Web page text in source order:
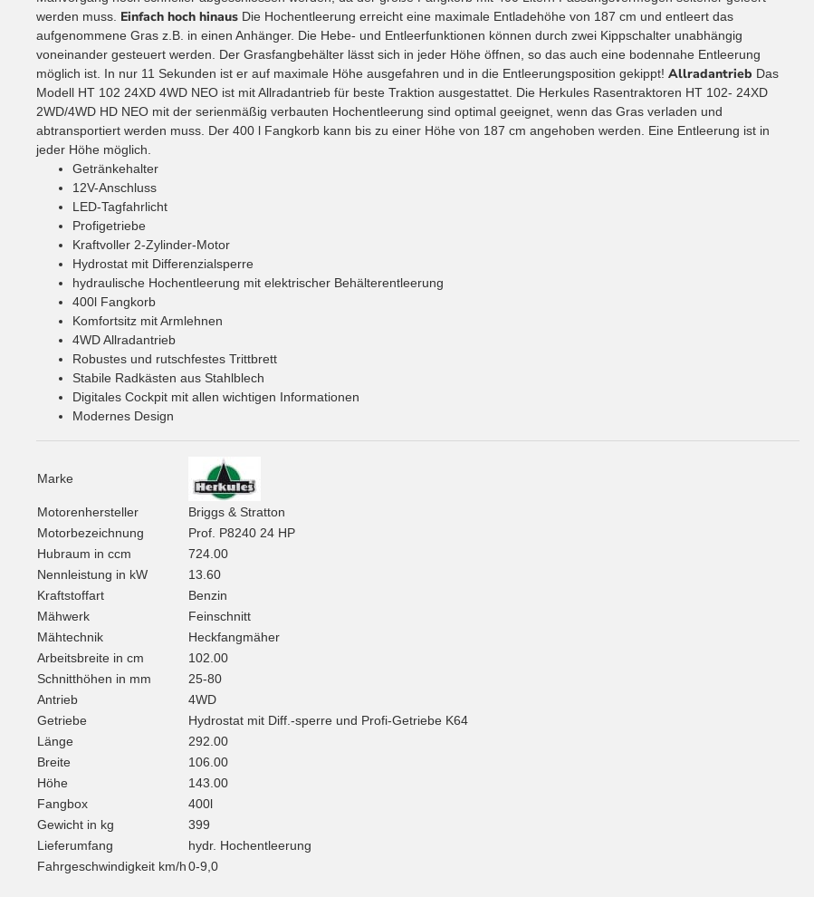
werden muss. Einfach hoch hinaus Die Hochentleerung erreicht eine maximale Entladehöhe von 187 cm und entleert das
aufgenommene Gras z.B. in einen Anhänger. Die Hebe- und Entleerfunktionen können durch zwei Kippschalter unabhängig
voneinander gesteuert werden. Der Grasfangbehälter lässt sich in jeder Höhe öffnen, so das auch eine bodennahe Entleerung
möglich ist. In nur 11 Sekunden ist er auf maximale Höhe ausgefahren und in die Entleerungsposition gekippt! Allradantrieb Das
Modell HT 102 24XD 4WD NEO ist mit Allradantrieb für beste Traktion ausgestattet. Die Herkules Rasentraktoren HT 102- 24XD
2WD/4WD HD NEO mit der serienmäßig verbauten Hochentleerung sind optimal geeignet, wenn das Gras verladen und
abtransportiert werden muss. Der 400 l Fangkorb kann bis zu einer Höhe von 187 cm angehoben werden. Eine Entleerung ist in
jeder Höhe möglich.
Getränkehalter
12V-Anschluss
LED-Tagfahrlicht
Profigetriebe
Kraftvoller 2-Zylinder-Motor
Hydrostat mit Differenzialsperre
hydraulische Hochentleerung mit elektrischer Behälterentleerung
400l Fangkorb
Komfortsitz mit Armlehnen
4WD Allradantrieb
Robustes und rutschfestes Trittbrett
Stabile Radkästen aus Stahlblech
Digitales Cockpit mit allen wichtigen Informationen
Modernes Design
Marke
Motorenhersteller
Briggs & Stratton
Motorbezeichnung
Prof. P8240 24 HP
Hubraum in ccm
724.00
Nennleistung in kW
13.60
Kraftstoffart
Benzin
Mähwerk
Feinschnitt
Mähtechnik
Heckfangmäher
Arbeitsbreite in cm
102.00
Schnitthöhen in mm
25-80
Antrieb
4WD
Getriebe
Hydrostat mit Diff.-sperre und Profi-Getriebe K64
Länge
292.00
Breite
106.00
Höhe
143.00
Fangbox
400l
Gewicht in kg
399
Lieferumfang
hydr. Hochentleerung
Fahrgeschwindigkeit km/h0-9,0